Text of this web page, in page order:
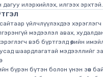
илэрхийлэх, илгээх эрхтэй.
үйлчлүүлэхдээ хэрэглэгч
мэдээлэл авах,
вэб бүртгэлд өөрийн
шаардлагатай мэдээллийг
бүрэн бүтэн болон үнэн зөв